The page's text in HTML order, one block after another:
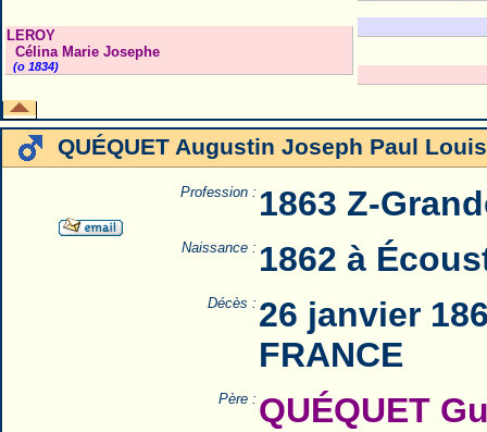
LEROY
Célina Marie Josephe
(o 1834)
QUÉQUET Augustin Joseph Paul Louis
Profession : 1863 Z-
Naissance : 1862 à
Décès : 26 janvier
FRANCE
Père : QUÉQUET